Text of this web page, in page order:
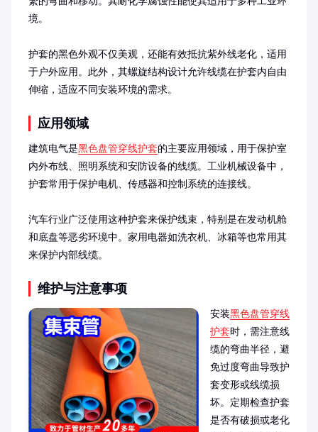
境。
护套的黑色外观不仅美观，还能有效抵抗紫外线老化，适用
于户外应用。此外，其螺旋结构设计允许线缆在护套内自由
伸缩，适应不同安装环境的需求。
应用领域
建筑电气是黑色盘管穿线护套的主要应用领域，用于保护室
内外布线、照明系统和安防设备的线缆。工业机械设备中，
护套常用于保护电机、传感器和控制系统的连接线。
汽车行业广泛使用这种护套来保护线束，特别是在发动机舱
和底盘等恶劣环境中。家用电器如洗衣机、冰箱等也常用其
来保护内部线缆。
维护与注意事项
安装黑色盘管穿线
护套时，需注意线
缆的弯曲半径，避
免过度弯曲导致护
套变形或线缆损
坏。定期检查护套
是否有破损或老化